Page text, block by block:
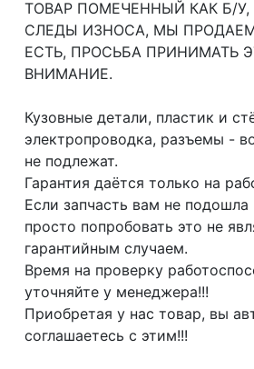
ТОВАР ПОМЕЧЕННЫЙ КАК Б/
СЛЕДЫ ИЗНОСА, МЫ
ЕСТЬ, ПРОСЬБА ПРИНИМАТЬ
ВНИМАНИЕ.
Кузовные детали, пластик и
электропроводка, разъемы -
не подлежат.
Гарантия даётся только на
Если запчасть вам не
просто попробовать это не
гарантийным случаем.
Время на проверку
уточняйте у менеджера!!!
Приобретая у нас товар, вы
соглашаетесь с этим!!!